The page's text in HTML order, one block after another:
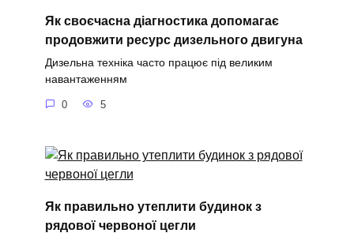
Як своєчасна діагностика допомагає
продовжити ресурс дизельного двигуна
Дизельна техніка часто працює під великим
навантаженням
0 5
Як правильно утеплити будинок з
рядової червоної цегли